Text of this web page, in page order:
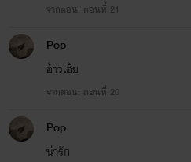
จากตอน: ตอนที่ 21
Pop
อ้าวเฮ้ย
จากตอน: ตอนที่ 20
Pop
น่ารัก